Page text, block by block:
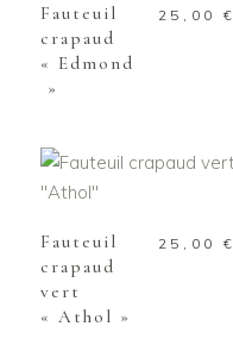
Fauteuil
crapaud
« Edmond
»
25,00€
AJOUTER AU
Fauteuil
crapaud
vert
« Athol »
25,00€